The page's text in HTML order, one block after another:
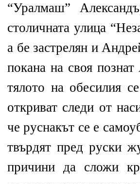
“Уралмаш”
столичната улица
а бе застрелян и
покана на своя
тялото на обесилия
откриват следи от
че руснакът се е
твърдят пред руски
причини да сложи